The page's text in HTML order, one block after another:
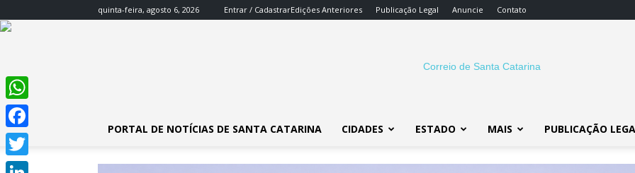
quinta-feira, agosto 6, 2026 Entrar / CadastrarEdições Anteriores Publicação Legal Anuncie Contato
PORTAL DE NOTÍCIAS DE SANTA CATARINA CIDADES ESTADO MAIS PUBLICAÇÃO
WhatsApp
Facebook
Twitter